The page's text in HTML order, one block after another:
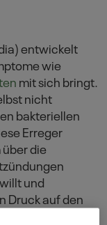
entwickelt
wie
mit sich bringt.
nicht
bakteriellen
Erreger
die
und
Druck auf den